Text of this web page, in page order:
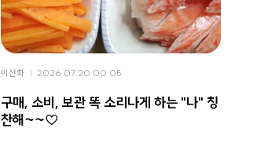
이선화 2026.07.20 00:05
구매, 소비, 보관 똑 소리나게 하는 "나" 칭
찬해~~♡